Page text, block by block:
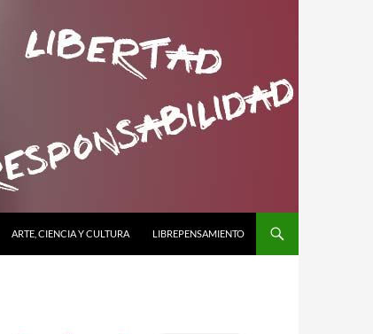
ARTE, CIENCIA Y CULTURA LIBREPENSAMIENTO